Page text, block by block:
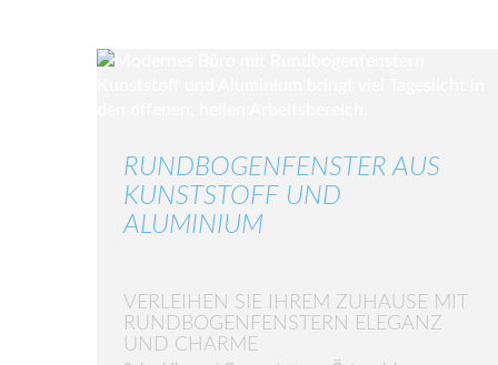
RUNDBOGENFENSTER AUS
KUNSTSTOFF UND
ALUMINIUM
VERLEIHEN SIE IHREM ZUHAUSE MIT
RUNDBOGENFENSTERN ELEGANZ
UND CHARME